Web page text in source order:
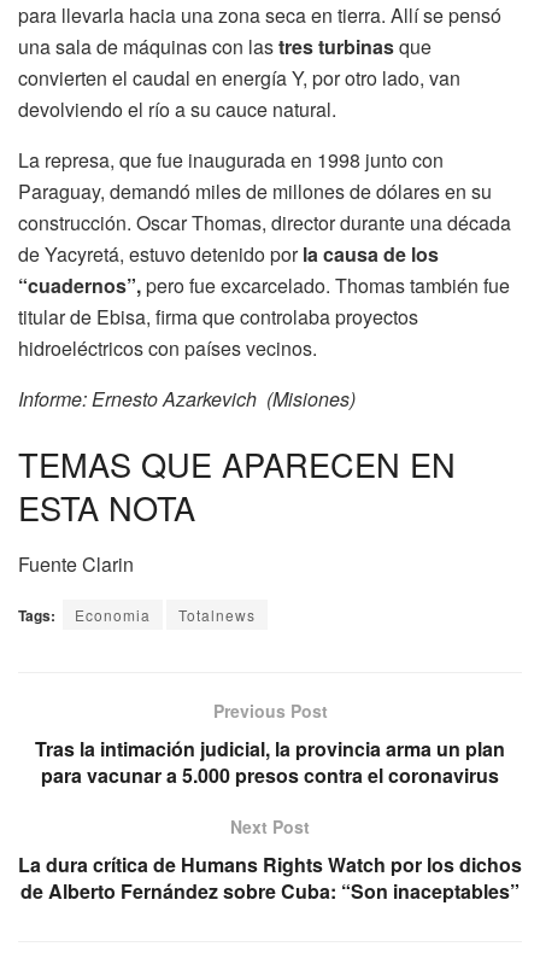
para llevarla hacia una zona seca en tierra. Allí se pensó
una sala de máquinas con lastres turbinasque
convierten el caudal en energía Y, por otro lado, van
devolviendo el río a su cauce natural.
La represa, que fue inaugurada en 1998 junto con
Paraguay, demandó miles de millones de dólares en su
construcción. Oscar Thomas, director durante una década
de Yacyretá, estuvo detenido porla causa de los
“cuadernos”,pero fue excarcelado. Thomas también fue
titular de Ebisa, firma que controlaba proyectos
hidroeléctricos con países vecinos.
Informe: Ernesto Azarkevich (Misiones)
TEMAS QUE APARECEN EN
ESTA NOTA
Fuente Clarin
Tags: Economia Totalnews
Previous Post
Tras la intimación judicial, la provincia arma un plan
para vacunar a 5.000 presos contra el coronavirus
Next Post
La dura crítica de Humans Rights Watch por los dichos
de Alberto Fernández sobre Cuba: “Son inaceptables”